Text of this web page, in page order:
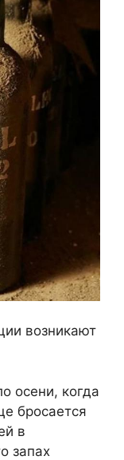
возникают
осени, когда
бросается
в
запах